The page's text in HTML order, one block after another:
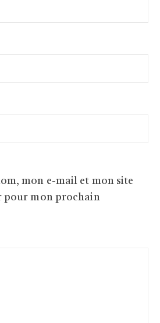
mon e-mail et mon site
pour mon prochain